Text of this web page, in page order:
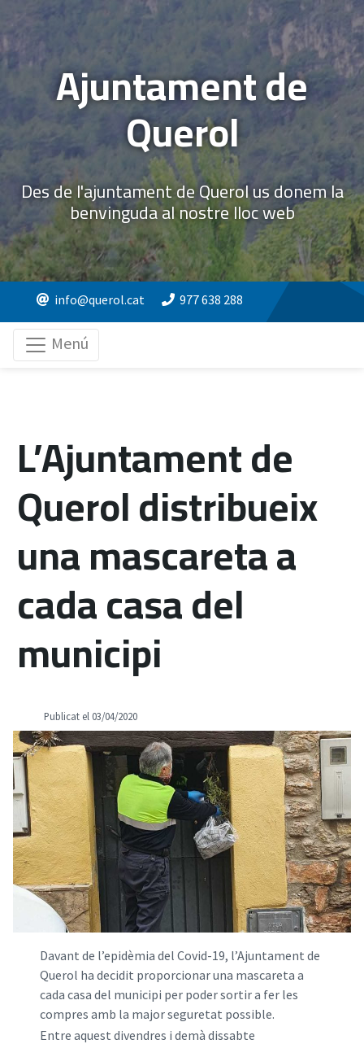
Ajuntament de
Querol
Des de l'ajuntament de Querol us donem la
benvinguda al nostre lloc web
info@querol.cat 977 638 288
Menú
L’Ajuntament de
Querol distribueix
una mascareta a
cada casa del
municipi
Publicat el 03/04/2020
Davant de l’epidèmia del Covid-19, l’Ajuntament de
Querol ha decidit proporcionar una mascareta a
cada casa del municipi per poder sortir a fer les
compres amb la major seguretat possible.
Entre aquest divendres i demà dissabte